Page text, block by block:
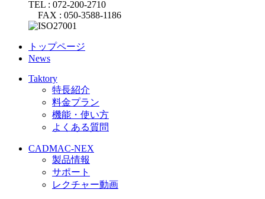
TEL : 072-200-2710
FAX : 050-3588-1186
トップページ
News
Taktory
特長紹介
料金プラン
機能・使い方
よくある質問
CADMAC-NEX
製品情報
サポート
レクチャー動画